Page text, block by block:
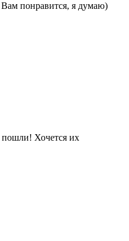
понравится, я думаю)
Хочется их